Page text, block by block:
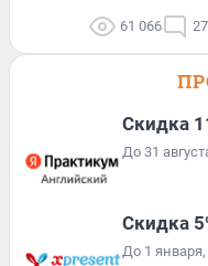
61 066 27
Скидка
До 31
Скидка
До 1 января,